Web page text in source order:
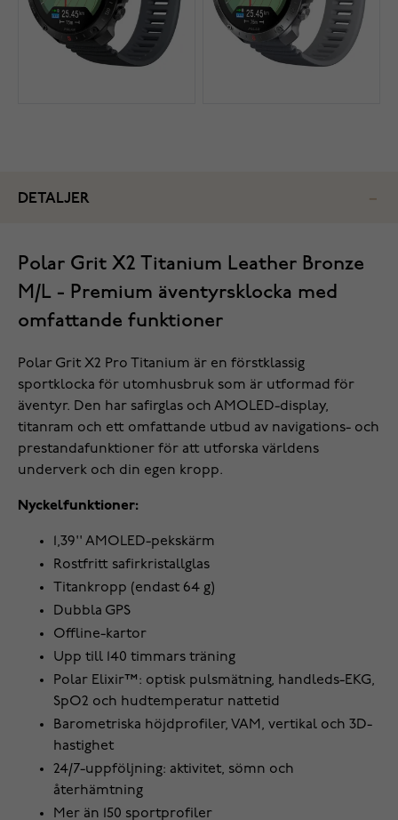
DETALJER
Polar Grit X2 Titanium Leather Bronze
M/L - Premium äventyrsklocka med
omfattande funktioner
Polar Grit X2 Pro Titanium är en förstklassig
sportklocka för utomhusbruk som är utformad för
äventyr. Den har safirglas och AMOLED-display,
titanram och ett omfattande utbud av navigations- och
prestandafunktioner för att utforska världens
underverk och din egen kropp.
Nyckelfunktioner:
1,39'' AMOLED-pekskärm
Rostfritt safirkristallglas
Titankropp (endast 64 g)
Dubbla GPS
Offline-kartor
Upp till 140 timmars träning
Polar Elixir™: optisk pulsmätning, handleds-EKG,
SpO2 och hudtemperatur nattetid
Barometriska höjdprofiler, VAM, vertikal och 3D-
hastighet
24/7-uppföljning: aktivitet, sömn och
återhämtning
Mer än 150 sportprofiler